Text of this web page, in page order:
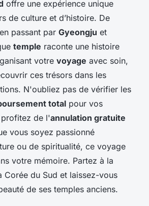
offre une expérience unique
de culture et d’histoire. De
passant par Gyeongju et
temple raconte une histoire
votre voyage avec soin,
ces trésors dans les
N'oubliez pas de vérifier les
total pour vos
de l'annulation gratuite
vous soyez passionné
ou de spiritualité, ce voyage
votre mémoire. Partez à la
Corée du Sud et laissez-vous
de ses temples anciens.